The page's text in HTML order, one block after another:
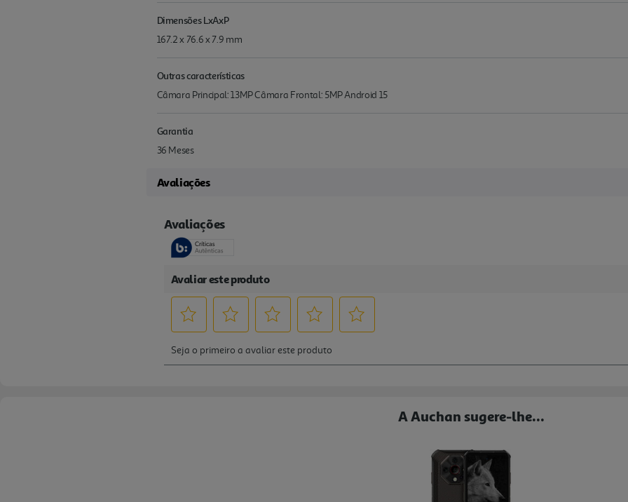
Dimensões LxAxP
167.2 x 76.6 x 7.9 mm
Outras características
Câmara Principal: 13MP Câmara Frontal: 5MP Android 15
Garantia
36 Meses
Avaliações
A Auchan sugere-lhe...